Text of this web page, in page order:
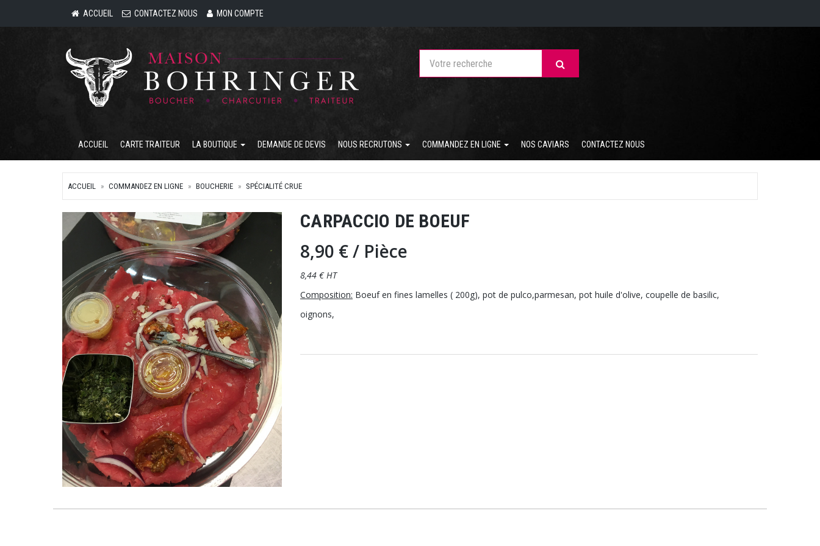
ACCUEIL CONTACTEZ NOUS MON COMPTE
ACCUEIL CARTE TRAITEUR LA BOUTIQUE DEMANDE DE DEVIS NOUS RECRUTONS COMMANDEZ EN LIGNE NOS CAVIARS CONTACTEZ NOUS
ACCUEIL COMMANDEZ EN LIGNE BOUCHERIE SPÉCIALITÉ CRUE
CARPACCIO DE BOEUF
8,90 €/ Pièce
8,44 € HT
Composition: Boeuf en fines lamelles ( 200g), pot de pulco,parmesan, pot huile d'olive, coupelle de basilic,
oignons,